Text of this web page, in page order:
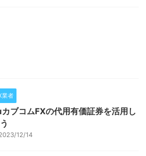
業者
ブコムFXの代用有価証券を活用し
12/14